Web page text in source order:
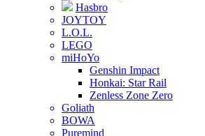
Hasbro
JOYTOY
L.O.L.
LEGO
miHoYo
Genshin Impact
Honkai: Star Rail
Zenless Zone Zero
Goliath
BOWA
Puremind